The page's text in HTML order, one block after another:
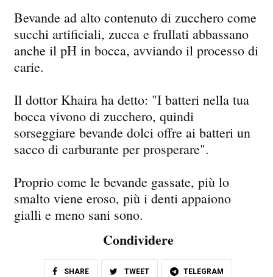
Bevande ad alto contenuto di zucchero come
succhi artificiali, zucca e frullati abbassano
anche il pH in bocca, avviando il processo di
carie.
Il dottor Khaira ha detto: "I batteri nella tua
bocca vivono di zucchero, quindi
sorseggiare bevande dolci offre ai batteri un
sacco di carburante per prosperare".
Proprio come le bevande gassate, più lo
smalto viene eroso, più i denti appaiono
gialli e meno sani sono.
Condividere
SHARE TWEET TELEGRAM